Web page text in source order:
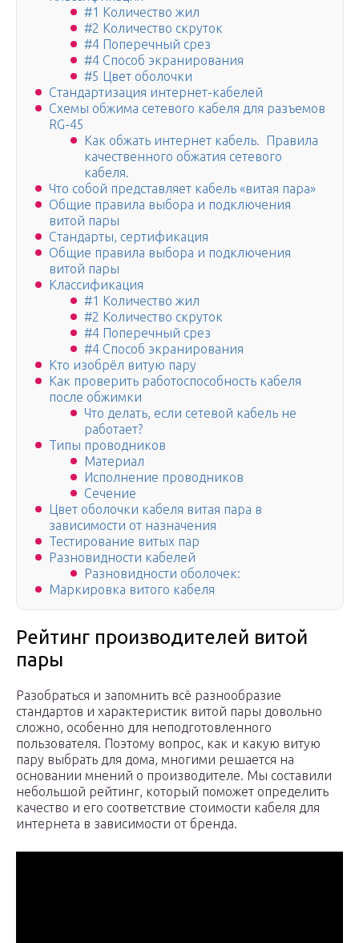
#1 Количество жил
#2 Количество скруток
#4 Поперечный срез
#4 Способ экранирования
#5 Цвет оболочки
Стандартизация интернет-кабелей
Схемы обжима сетевого кабеля для разъемов
RG-45
Как обжать интернет кабель. Правила
качественного обжатия сетевого
кабеля.
Что собой представляет кабель «витая пара»
Общие правила выбора и подключения
витой пары
Стандарты, сертификация
Общие правила выбора и подключения
витой пары
Классификация
#1 Количество жил
#2 Количество скруток
#4 Поперечный срез
#4 Способ экранирования
Кто изобрёл витую пару
Как проверить работоспособность кабеля
после обжимки
Что делать, если сетевой кабель не
работает?
Типы проводников
Материал
Исполнение проводников
Сечение
Цвет оболочки кабеля витая пара в
зависимости от назначения
Тестирование витых пар
Разновидности кабелей
Разновидности оболочек:
Маркировка витого кабеля
Рейтинг производителей витой
пары
Разобраться и запомнить всё разнообразие
стандартов и характеристик витой пары довольно
сложно, особенно для неподготовленного
пользователя. Поэтому вопрос, как и какую витую
пару выбрать для дома, многими решается на
основании мнений о производителе. Мы составили
небольшой рейтинг, который поможет определить
качество и его соответствие стоимости кабеля для
интернета в зависимости от бренда.